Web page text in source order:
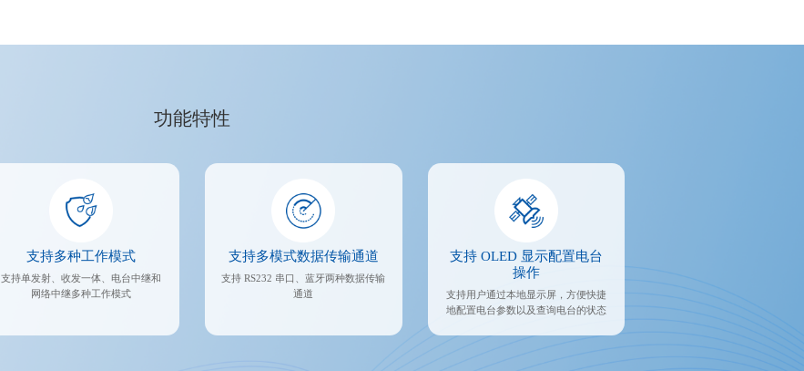
功能特性
支持多种工作模式
支持单发射、收发一体、电台中继和
网络中继多种工作模式
支持多模式数据传输通道
支持 RS232 串口、蓝牙两种数据传输
通道
支持 OLED 显示配置电台
操作
支持用户通过本地显示屏，方便快捷
地配置电台参数以及查询电台的状态